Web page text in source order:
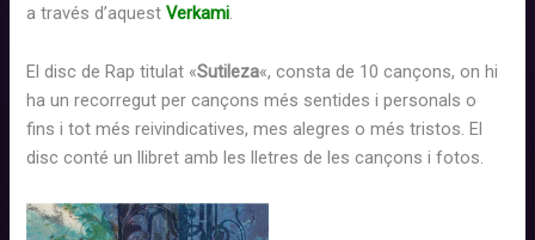
a través d’aquestVerkami.
El discde Rap titulat «Sutileza«, consta de 10 cançons, on hi
ha un recorregut per cançons més sentides i personals o
fins i tot mésreivindicatives, mes alegres o més tristos.El
disc conté un llibret amb les lletres de lescançons i fotos.